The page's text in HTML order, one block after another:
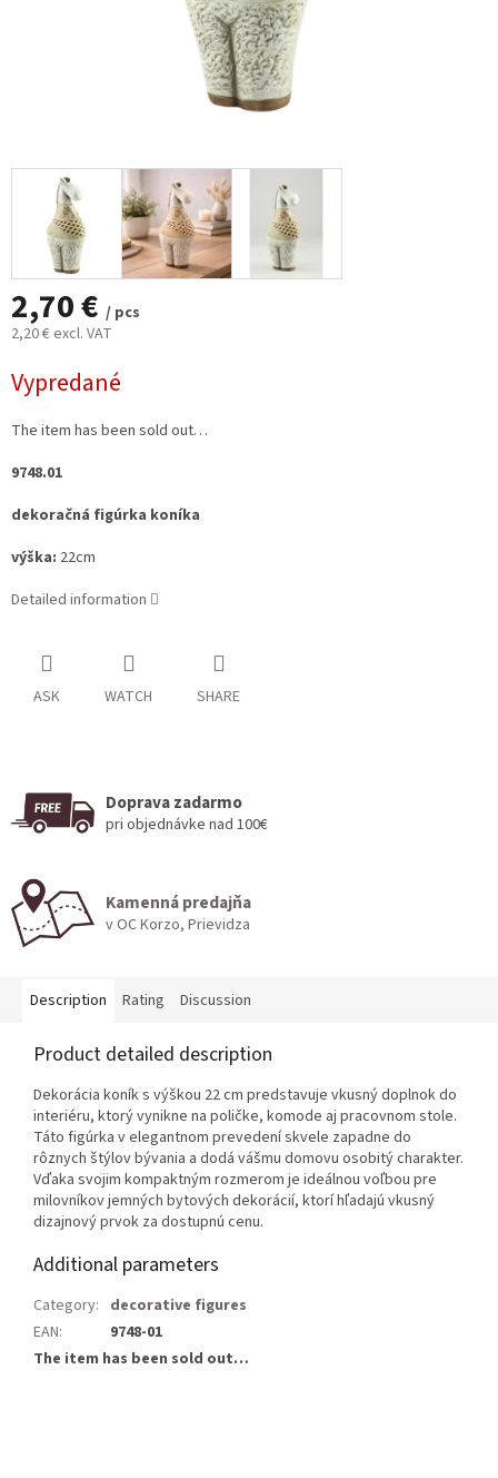
2,70 € / pcs
2,20 € excl. VAT
price:
Vypredané
The item has been sold out…
9748.01
dekoračná figúrka koníka
výška: 22cm
Detailed information
ASK WATCH SHARE
Doprava zadarmo
pri objednávke nad 100€
Kamenná predajňa
v OC Korzo, Prievidza
Description Rating Discussion
Product detailed description
Dekorácia koník s výškou 22 cm predstavuje vkusný doplnok do
interiéru, ktorý vynikne na poličke, komode aj pracovnom stole.
Táto figúrka v elegantnom prevedení skvele zapadne do
rôznych štýlov bývania a dodá vášmu domovu osobitý charakter.
Vďaka svojim kompaktným rozmerom je ideálnou voľbou pre
milovníkov jemných bytových dekorácií, ktorí hľadajú vkusný
dizajnový prvok za dostupnú cenu.
Additional parameters
Category: decorative figures
EAN:
9748-01
The item has been sold out…